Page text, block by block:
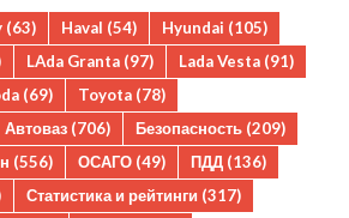
(63) Haval (54) Hyundai (105)
LAda Granta (97) Lada Vesta (91)
(69) Toyota (78)
Автоваз (706) Безопасность (209)
(556) ОСАГО (49) ПДД (136)
Статистика и рейтинги (317)